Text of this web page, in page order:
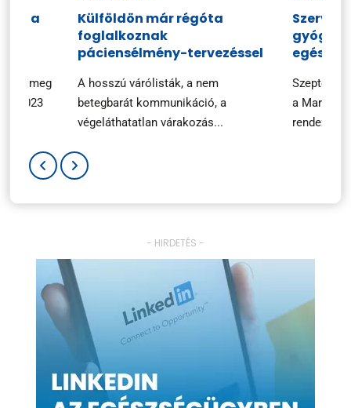
a
meg
2023
Külföldön már régóta
foglalkoznak
páciensélmény-tervezéssel
A hosszú várólisták, a nem
betegbarát kommunikáció, a
végeláthatatlan várakozás...
a
- HIRDETÉS -